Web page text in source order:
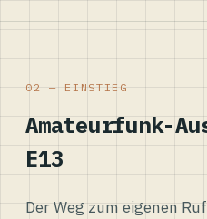
02 — EINSTIEG
Amateurfunk-
E13
Der Weg zum eigenen